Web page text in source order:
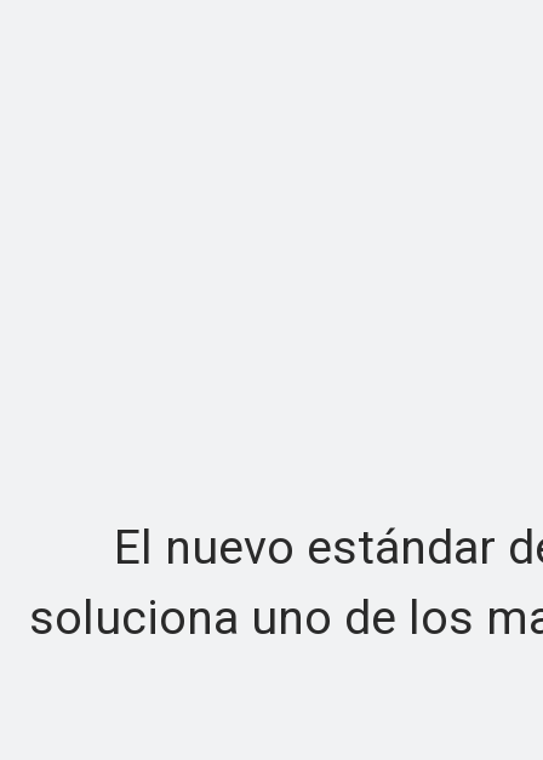
El nuevo estándar
soluciona uno de los